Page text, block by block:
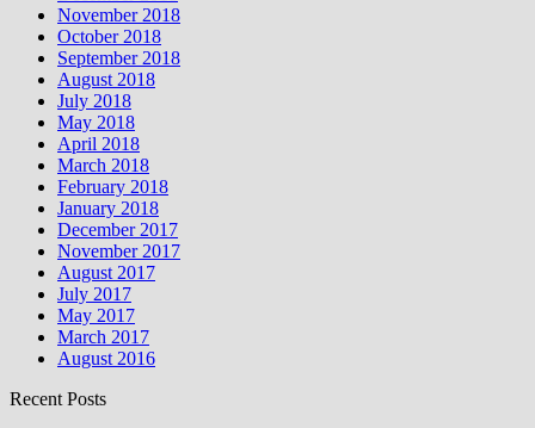
November 2018
October 2018
September 2018
August 2018
July 2018
May 2018
April 2018
March 2018
February 2018
January 2018
December 2017
November 2017
August 2017
July 2017
May 2017
March 2017
August 2016
Recent Posts